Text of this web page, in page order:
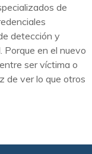
de
detección y
en el nuevo
ser víctima o
de ver lo que otros